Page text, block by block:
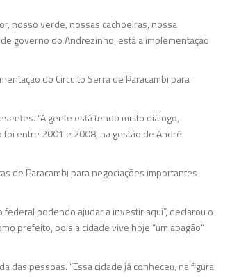
nosso verde, nossas cachoeiras, nossa
governo do Andrezinho, está a implementação
do Circuito Serra de Paracambi para
“A gente está tendo muito diálogo,
foi entre 2001 e 2008, na gestão de André
de Paracambi para negociações importantes
podendo ajudar a investir aqui”, declarou o
prefeito, pois a cidade vive hoje “um apagão”
das pessoas. “Essa cidade já conheceu, na figura